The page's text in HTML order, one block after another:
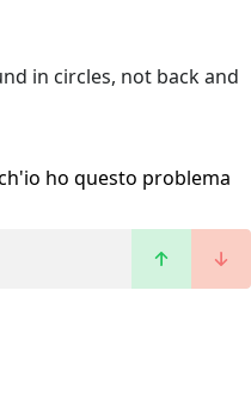
in circles, not back and
ho questo problema